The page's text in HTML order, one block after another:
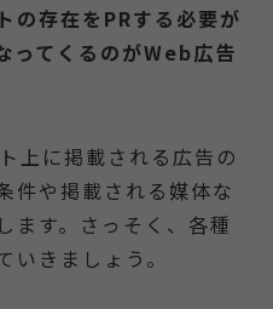
の存在をPRする必要が
ってくるのがWeb広告
上に掲載される広告の
件や掲載される媒体な
ます。さっそく、各種
きましょう。